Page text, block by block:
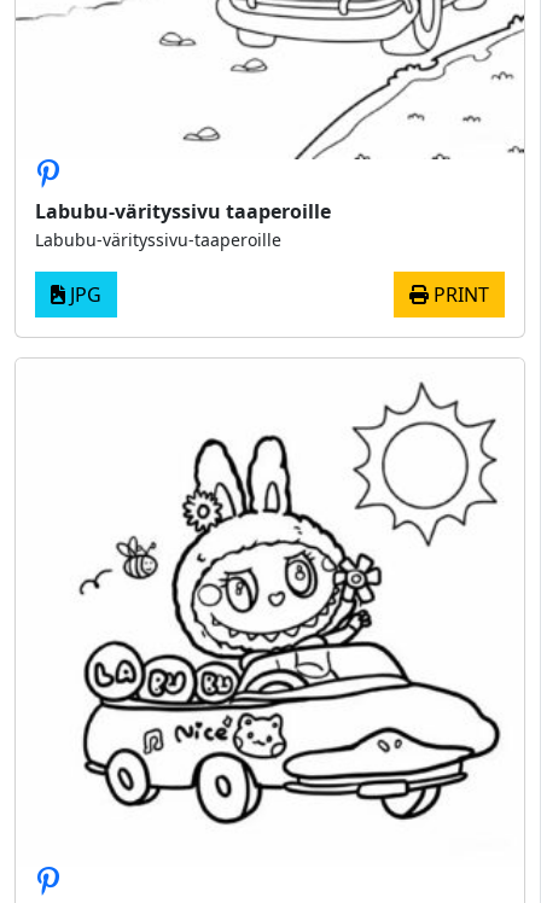
Labubu-värityssivu taaperoille
Labubu-värityssivu-taaperoille
JPG PRINT